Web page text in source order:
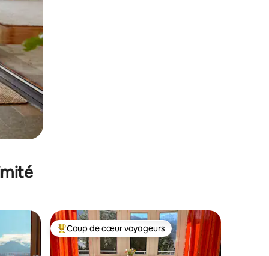
appréciés Coups de cœur voyageurs les plus appréciés
Coup de cœur voyageurs